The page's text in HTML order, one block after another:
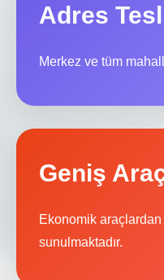
Adres
Merkez ve tüm
Geniş
Ekonomik
sunulmaktadır.